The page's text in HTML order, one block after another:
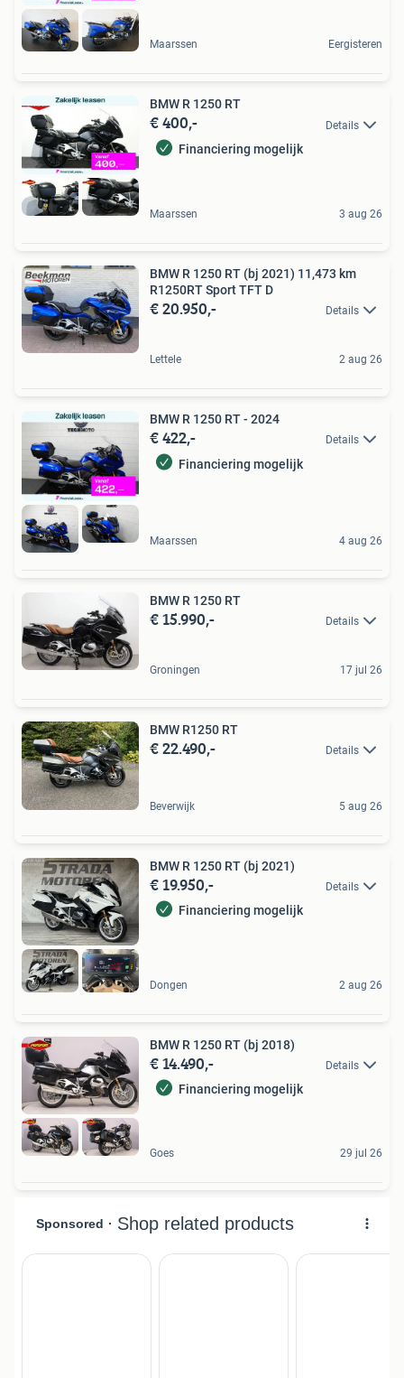
Maarssen Eergisteren
BMW R 1250 RT
€ 400,- Details
Financiering mogelijk
Maarssen 3 aug 26
BMW R 1250 RT (bj 2021) 11,473 km
R1250RT Sport TFT D
€ 20.950,- Details
Lettele 2 aug 26
BMW R 1250 RT - 2024
€ 422,- Details
Financiering mogelijk
Maarssen 4 aug 26
BMW R 1250 RT
€ 15.990,- Details
Groningen 17 jul 26
BMW R1250 RT
€ 22.490,- Details
Beverwijk 5 aug 26
BMW R 1250 RT (bj 2021)
€ 19.950,- Details
Financiering mogelijk
Dongen 2 aug 26
BMW R 1250 RT (bj 2018)
€ 14.490,- Details
Financiering mogelijk
Goes 29 jul 26